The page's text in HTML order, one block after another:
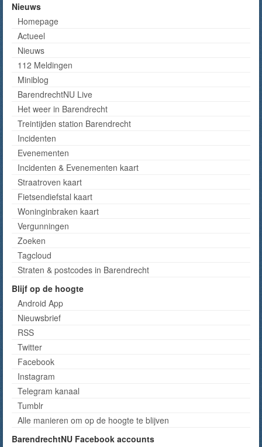
Nieuws
Homepage
Actueel
Nieuws
112 Meldingen
Miniblog
BarendrechtNU Live
Het weer in Barendrecht
Treintijden station Barendrecht
Incidenten
Evenementen
Incidenten & Evenementen kaart
Straatroven kaart
Fietsendiefstal kaart
Woninginbraken kaart
Vergunningen
Zoeken
Tagcloud
Straten & postcodes in Barendrecht
Blijf op de hoogte
Android App
Nieuwsbrief
RSS
Twitter
Facebook
Instagram
Telegram kanaal
Tumblr
Alle manieren om op de hoogte te blijven
BarendrechtNU Facebook accounts